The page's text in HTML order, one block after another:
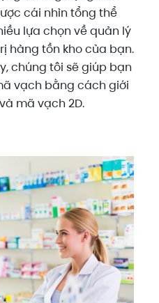
cái nhìn tổng thể
lựa chọn về quản lý
hàng tồn kho của bạn.
chúng tôi sẽ giúp bạn
vạch bằng cách giới
mã vạch 2D.